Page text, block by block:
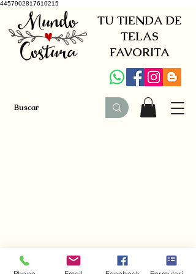
4457902817610215
TU TIENDA DE
TELAS
FAVORITA
+34 941579600 +34 650030142